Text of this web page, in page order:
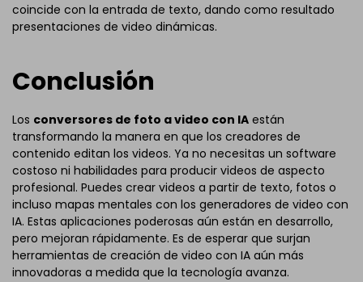
coincide con la entrada de texto, dando como resultado
presentaciones de video dinámicas.
Conclusión
Los conversores de foto a video con IA están
transformando la manera en que los creadores de
contenido editan los videos. Ya no necesitas un software
costoso ni habilidades para producir videos de aspecto
profesional. Puedes crear videos a partir de texto, fotos o
incluso mapas mentales con los generadores de video con
IA. Estas aplicaciones poderosas aún están en desarrollo,
pero mejoran rápidamente. Es de esperar que surjan
herramientas de creación de video con IA aún más
innovadoras a medida que la tecnología avanza.